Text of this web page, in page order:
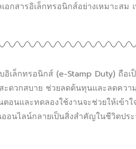
อกสารอิเล็กทรอนิกส์อย่างเหมาะสม
ล็กทรอนิกส์ (e-Stamp Duty) ถือเ
ดวกสบาย ช่วยลดต้นทุนและลดควา
อนและทดลองใช้งานจะช่วยให้เข้า
อนไลน์กลายเป็นสิ่งสำคัญในชีวิตปร